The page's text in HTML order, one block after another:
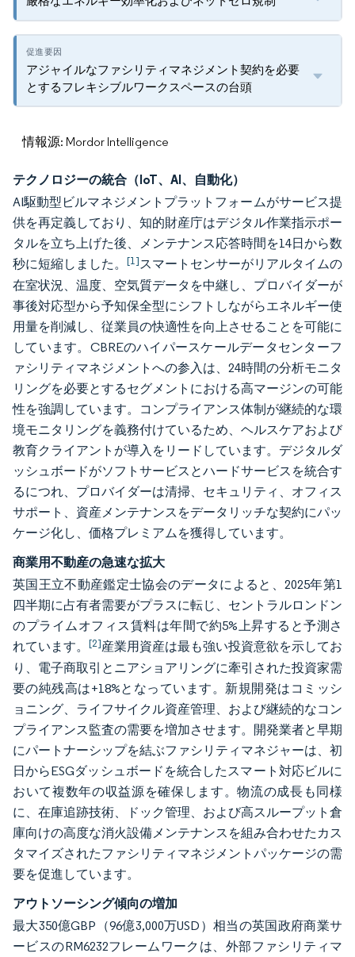
アジャイルなファシリティマネジメント契約を必要
とするフレキシブルワークスペースの台頭
情報源: Mordor Intelligence
テクノロジーの統合（IoT、AI、自動化）
AI駆動型ビルマネジメントプラットフォームがサービス提
供を再定義しており、知的財産庁はデジタル作業指示ポー
タルを立ち上げた後、メンテナンス応答時間を14日から数
秒に短縮しました。 [1]スマートセンサーがリアルタイムの
在室状況、温度、空気質データを中継し、プロバイダーが
事後対応型から予知保全型にシフトしながらエネルギー使
用量を削減し、従業員の快適性を向上させることを可能に
しています。CBREのハイパースケールデータセンターフ
ァシリティマネジメントへの参入は、24時間の分析モニタ
リングを必要とするセグメントにおける高マージンの可能
性を強調しています。コンプライアンス体制が継続的な環
境モニタリングを義務付けているため、ヘルスケアおよび
教育クライアントが導入をリードしています。デジタルダ
ッシュボードがソフトサービスとハードサービスを統合す
るにつれ、プロバイダーは清掃、セキュリティ、オフィス
サポート、資産メンテナンスをデータリッチな契約にパッ
ケージ化し、価格プレミアムを獲得しています。
商業用不動産の急速な拡大
英国王立不動産鑑定士協会のデータによると、2025年第1
四半期に占有者需要がプラスに転じ、セントラルロンドン
のプライムオフィス賃料は年間で約5%上昇すると予測さ
れています。 [2]産業用資産は最も強い投資意欲を示してお
り、電子商取引とニアショアリングに牽引された投資家需
要の純残高は+18%となっています。新規開発はコミッシ
ョニング、ライフサイクル資産管理、および継続的なコン
プライアンス監査の需要を増加させます。開発業者と早期
にパートナーシップを結ぶファシリティマネジャーは、初
日からESGダッシュボードを統合したスマート対応ビルに
おいて複数年の収益源を確保します。物流の成長も同様
に、在庫追跡技術、ドック管理、および高スループット倉
庫向けの高度な消火設備メンテナンスを組み合わせたカス
タマイズされたファシリティマネジメントパッケージの需
要を促進しています。
アウトソーシング傾向の増加
最大350億GBP（96億3,000万USD）相当の英国政府商業サ
ービスのRM6232フレームワークは、外部ファシリティマ